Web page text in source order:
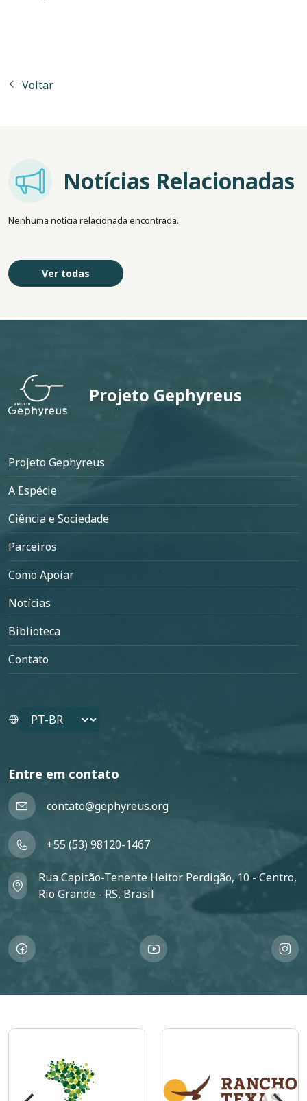
Voltar
Imagem Notícias Relacionadas
Nenhuma notícia relacionada encontrada.
Ver todas
Projeto Gephyreus
Rodapé
Projeto Gephyreus
A Espécie
Ciência e Sociedade
Parceiros
Como Apoiar
Notícias
Biblioteca
Contato
Select your language
Entre em contato
contato@gephyreus.org
+55 (53) 98120-1467
Rua Capitão-Tenente Heitor Perdigão, 10 - Centro,
Rio Grande - RS, Brasil
Imagem Imagem